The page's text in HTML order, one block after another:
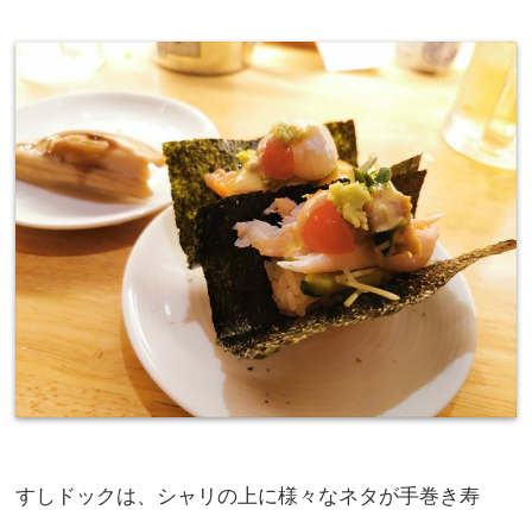
すしドックは、シャリの上に様々なネタが手巻き寿